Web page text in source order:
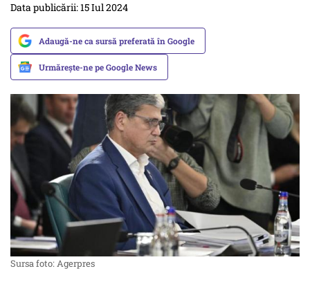
Data publicării: 15 Iul 2024
Adaugă-ne ca sursă preferată în Google
Urmărește-ne pe Google News
Sursa foto: Agerpres